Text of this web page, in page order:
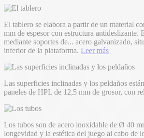
El tablero se elabora a partir de un material
mm de espesor con estructura antideslizante.
mediante soportes de... acero galvanizado,
inferior de la plataforma. Leer más
Las superficies inclinadas y los peldaños
paneles de HPL de 12,5 mm de grosor, con
Los tubos son de acero inoxidable de Ø 40
longevidad y la estética del juego al cabo de